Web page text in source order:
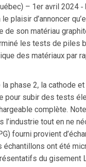
– 1er avril 2024 ‑
le plaisir d’annoncer
de son matériau
les tests de piles
des matériaux par
la phase 2, la cathode
pour subir des tests
complète.
l’industrie tout en ne
fourni provient
échantillons ont été
du gisement